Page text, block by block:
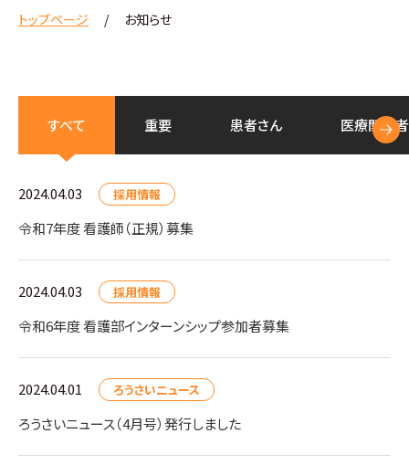
トップページ お知らせ
すべて 重要 患者さん 医療関係
2024.04.03 採用情報
令和7年度 看護師（正規）募集
2024.04.03 採用情報
令和6年度 看護部インターンシップ参加者募集
2024.04.01 ろうさいニュース
ろうさいニュース（4月号）発行しました